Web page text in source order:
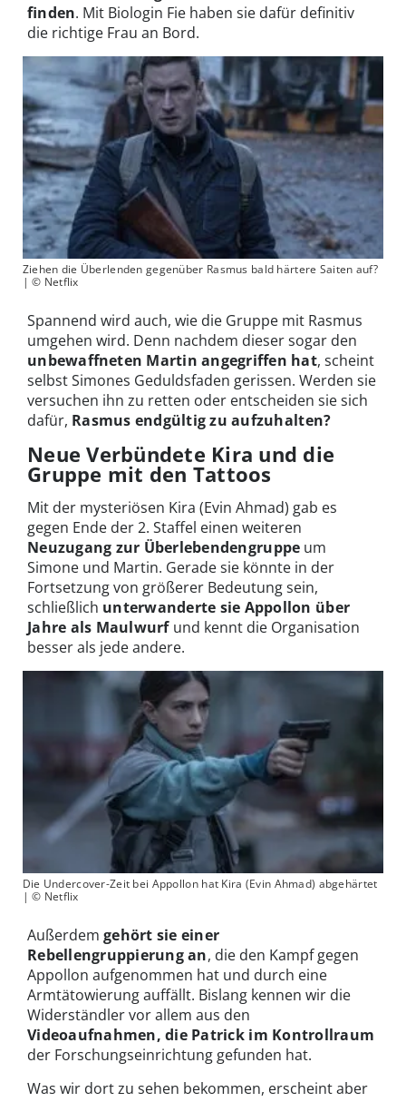
finden. Mit Biologin Fie haben sie dafür definitiv
die richtige Frau an Bord.
Ziehen die Überlenden gegenüber Rasmus bald härtere Saiten auf?
| © Netflix
Spannend wird auch, wie die Gruppe mit Rasmus
umgehen wird. Denn nachdem dieser sogar den
unbewaffneten Martin angegriffen hat, scheint
selbst Simones Geduldsfaden gerissen. Werden sie
versuchen ihn zu retten oder entscheiden sie sich
dafür, Rasmus endgültig zu aufzuhalten?
Neue Verbündete Kira und die
Gruppe mit den Tattoos
Mit der mysteriösen Kira (Evin Ahmad) gab es
gegen Ende der 2. Staffel einen weiteren
Neuzugang zur Überlebendengruppe um
Simone und Martin. Gerade sie könnte in der
Fortsetzung von größerer Bedeutung sein,
schließlich unterwanderte sie Appollon über
Jahre als Maulwurfund kennt die Organisation
besser als jede andere.
Die Undercover-Zeit bei Appollon hat Kira (Evin Ahmad) abgehärtet
| © Netflix
Außerdem gehört sie einer
Rebellengruppierung an, die den Kampf gegen
Appollon aufgenommen hat und durch eine
Armtätowierung auffällt. Bislang kennen wir die
Widerständler vor allem aus den
Videoaufnahmen, die Patrick im Kontrollraum
der Forschungseinrichtung gefunden hat.
Was wir dort zu sehen bekommen, erscheint aber